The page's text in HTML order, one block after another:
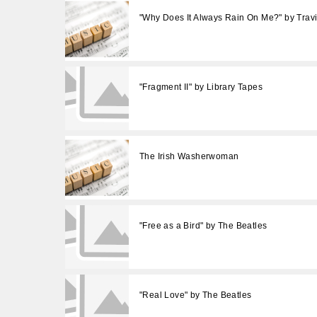
"Why Does It Always Rain On Me?" by
"Fragment II" by Library Tapes
The Irish Washerwoman
"Free as a Bird" by The Beatles
"Real Love" by The Beatles